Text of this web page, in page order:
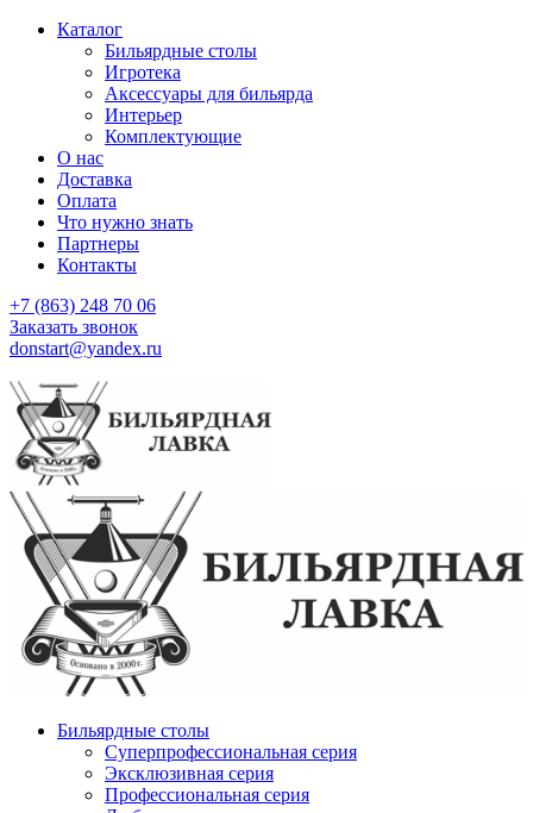
Каталог
Бильярдные столы
Игротека
Аксессуары для бильярда
Интерьер
Комплектующие
О нас
Доставка
Оплата
Что нужно знать
Партнеры
Контакты
+7 (863) 248 70 06
Заказать звонок
donstart@yandex.ru
Бильярдные столы
Суперпрофессиональная серия
Эксклюзивная серия
Профессиональная серия